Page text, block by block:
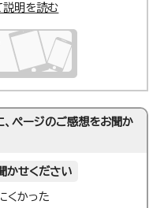
説明を読む
、ページのご感想をお聞か
かせください
くかった